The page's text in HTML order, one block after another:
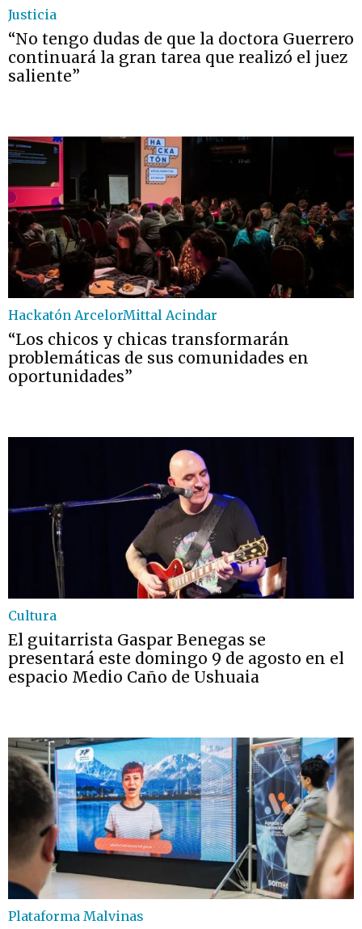
Justicia
“No tengo dudas de que la doctora Guerrero
continuará la gran tarea que realizó el juez
saliente”
Hackatón ArcelorMittal Acindar
“Los chicos y chicas transformarán
problemáticas de sus comunidades en
oportunidades”
Cultura
El guitarrista Gaspar Benegas se
presentará este domingo 9 de agosto en el
espacio Medio Caño de Ushuaia
Plataforma Malvinas